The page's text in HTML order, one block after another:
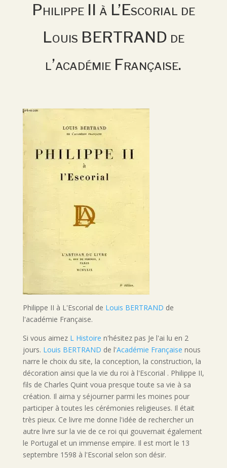
Philippe II à L’Escorial de
Louis BERTRAND de
l’académie Française.
Philippe II à L'Escorial de Louis BERTRAND de
l'académie Française.
Si vous aimez L Histoire n'hésitez pas Je l'ai lu en 2
jours. Louis BERTRAND de l'Académie Française nous
narre le choix du site, la conception, la construction, la
décoration ainsi que la vie du roi à l'Escorial . Philippe II,
fils de Charles Quint voua presque toute sa vie à sa
création. Il aima y séjourner parmi les moines pour
participer à toutes les cérémonies religieuses. Il était
très pieux. Ce livre me donne l'idée de rechercher un
autre livre sur la vie de ce roi qui gouvernait également
le Portugal et un immense empire. Il est mort le 13
septembre 1598 à l'Escorial selon son désir.